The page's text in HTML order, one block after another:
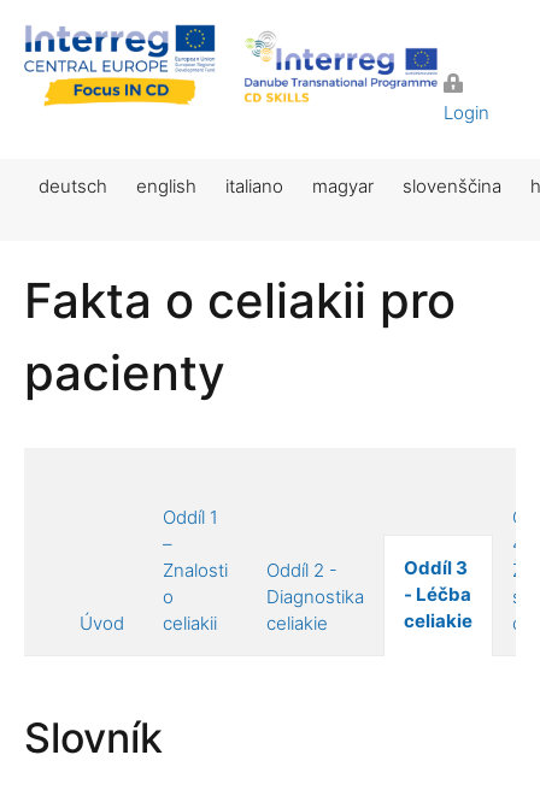
Login
deutsch english italiano magyar slovenščina
Fakta o celiakii pro
pacienty
Úvod
Oddíl 1
–
Znalosti
o
celiakii
Oddíl 2 -
Diagnostika
celiakie
Oddíl 3
- Léčba
celiakie
4 –
s
Slovník